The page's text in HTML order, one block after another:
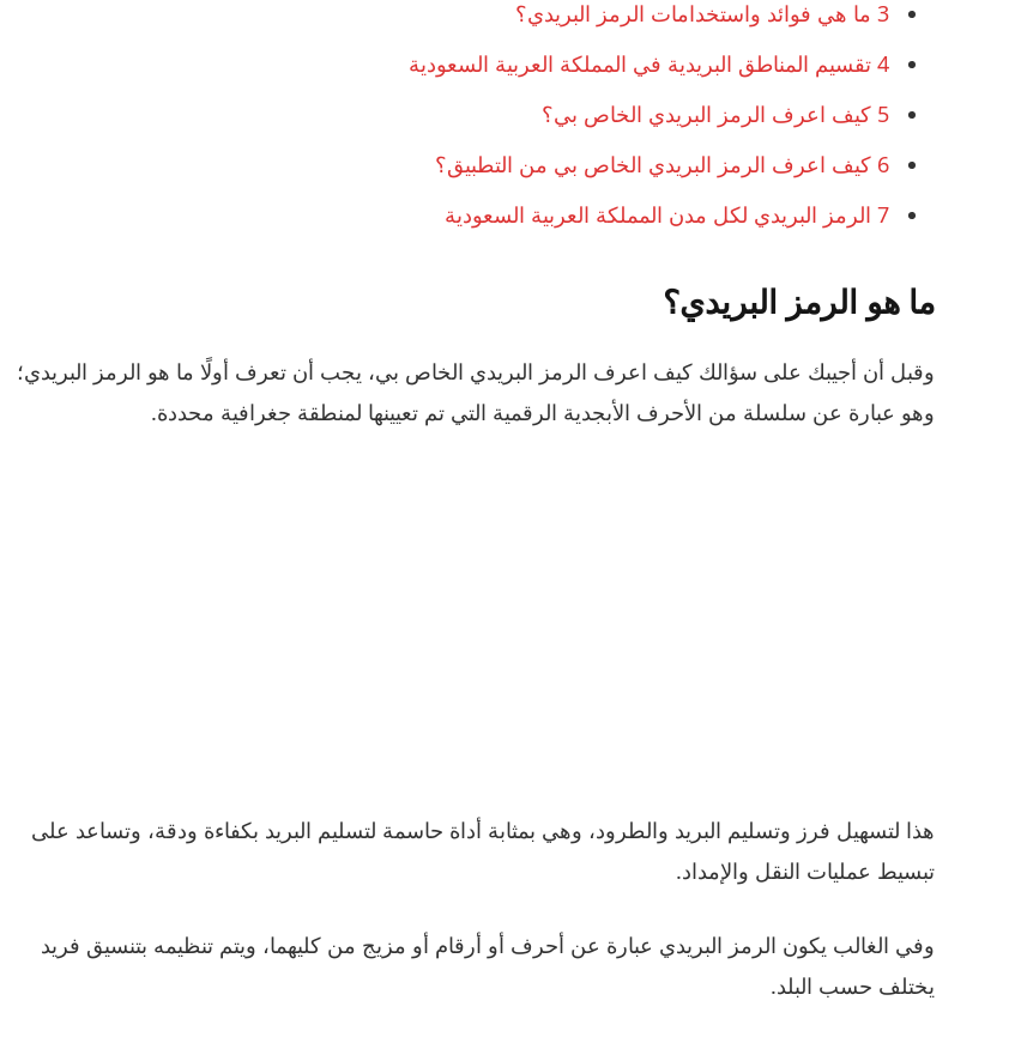
3 ما هي فوائد واستخدامات الرمز البريدي؟
4 تقسيم المناطق البريدية في المملكة العربية السعودية
5 كيف اعرف الرمز البريدي الخاص بي؟
6 كيف اعرف الرمز البريدي الخاص بي من التطبيق؟
7 الرمز البريدي لكل مدن المملكة العربية السعودية
ما هو الرمز البريدي؟
وقبل أن أجيبك على سؤالك كيف اعرف الرمز البريدي الخاص بي، يجب أن تعرف أولًا ما هو الرمز البريدي؛
وهو عبارة عن سلسلة من الأحرف الأبجدية الرقمية التي تم تعيينها لمنطقة جغرافية محددة.
هذا لتسهيل فرز وتسليم البريد والطرود، وهي بمثابة أداة حاسمة لتسليم البريد بكفاءة ودقة، وتساعد على
تبسيط عمليات النقل والإمداد.
وفي الغالب يكون الرمز البريدي عبارة عن أحرف أو أرقام أو مزيج من كليهما، ويتم تنظيمه بتنسيق فريد
يختلف حسب البلد.